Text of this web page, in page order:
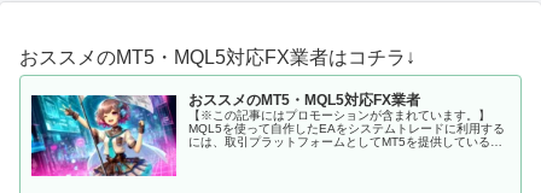
おススメのMT5・MQL5対応FX業者はコチラ↓
おススメのMT5・MQL5対応FX業者
【※この記事にはプロモーションが含まれています。】
MQL5を使って自作したEAをシステムトレードに利用する
には、取引プラットフォームとしてMT5を提供しているFX